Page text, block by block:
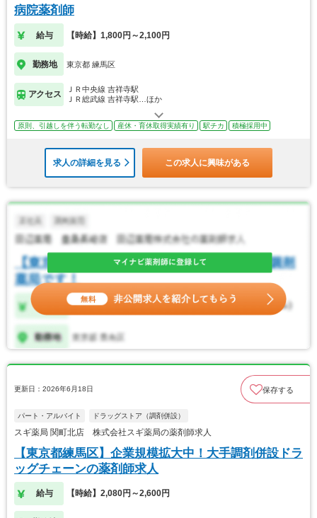
病院薬剤師
給与 【時給】1,800円～2,100円
勤務地 東京都 練馬区
アクセス
ＪＲ中央線 吉祥寺駅
ＪＲ総武線 吉祥寺駅…ほか
原則、引越しを伴う転勤なし 産休・育休取得実績有り 駅チカ 積極採用中
求人の詳細を見る この求人に興味がある
更新日：2026年6月18日 保存する
パート・アルバイト ドラッグストア（調剤併設）
スギ薬局 関町北店 株式会社スギ薬局の薬剤師求人
【東京都練馬区】企業規模拡大中！大手調剤併設ドラ
ッグチェーンの薬剤師求人
給与 【時給】2,080円～2,600円